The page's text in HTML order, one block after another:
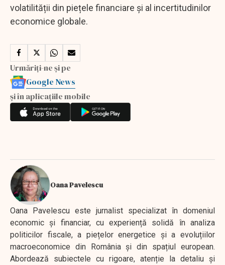
volatilității din piețele financiare și al incertitudinilor
economice globale.
Urmăriți-ne și pe
Google News
și în aplicațiile mobile
Oana Pavelescu
Oana Pavelescu este jurnalist specializat în domeniul
economic și financiar, cu experiență solidă în analiza
politicilor fiscale, a piețelor energetice și a evoluțiilor
macroeconomice din România și din spațiul european.
Abordează subiectele cu rigoare, atenție la detaliu și